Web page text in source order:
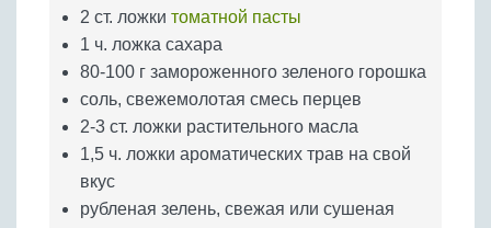
2 ст. ложки томатной пасты
1 ч. ложка сахара
80-100 г замороженного зеленого горошка
соль, свежемолотая смесь перцев
2-3 ст. ложки растительного масла
1,5 ч. ложки ароматических трав на свой
вкус
рубленая зелень, свежая или сушеная